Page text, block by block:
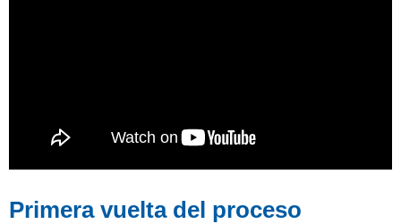
Primera vuelta del proceso